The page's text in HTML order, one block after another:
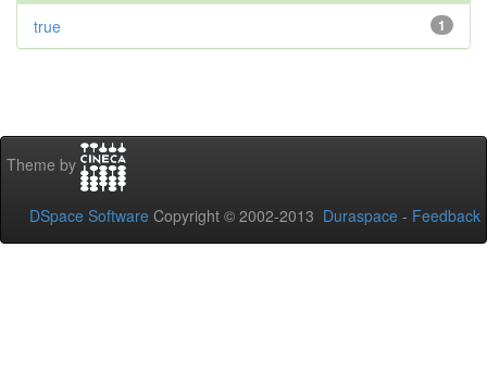
1
true
Theme by
DSpace Software Copyright © 2002-2013 Duraspace - Feedback